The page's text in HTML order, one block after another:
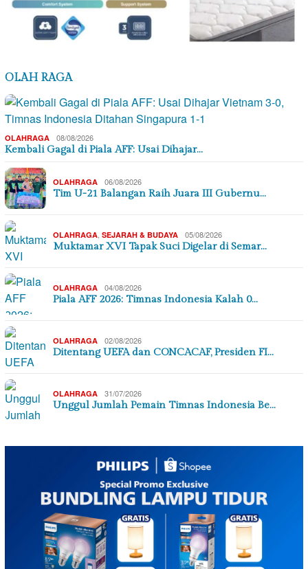
OLAH RAGA
OLAHRAGA 08/08/2026
Kembali Gagal di Piala AFF: Usai Dihajar…
OLAHRAGA 06/08/2026
Tim U-21 Balangan Raih Juara III Gubernu…
OLAHRAGA, SEJARAH & BUDAYA 05/08/2026
Muktamar XVI Tapak Suci Digelar di Semar…
OLAHRAGA 04/08/2026
Piala AFF 2026: Timnas Indonesia Kalah 0…
OLAHRAGA 02/08/2026
Ditentang UEFA dan CONCACAF, Presiden FI…
OLAHRAGA 31/07/2026
Unggul Jumlah Pemain Timnas Indonesia Be…